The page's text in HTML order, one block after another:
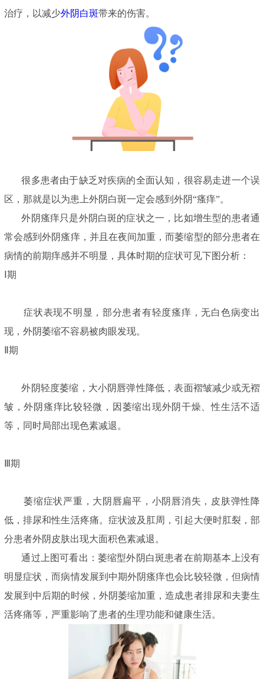
治疗，以减少外阴白斑带来的伤害。
很多患者由于缺乏对疾病的全面认知，很容易走进一个误
区，那就是以为患上外阴白斑一定会感到外阴“瘙痒”。
外阴瘙痒只是外阴白斑的症状之一，比如增生型的患者通
常会感到外阴瘙痒，并且在夜间加重，而萎缩型的部分患者在
病情的前期痒感并不明显，具体时期的症状可见下图分析：
Ⅰ期
症状表现不明显，部分患者有轻度瘙痒，无白色病变出
现，外阴萎缩不容易被肉眼发现。
Ⅱ期
外阴轻度萎缩，大小阴唇弹性降低，表面褶皱减少或无褶
皱，外阴瘙痒比较轻微，因萎缩出现外阴干燥、性生活不适
等，同时局部出现色素减退。
Ⅲ期
萎缩症状严重，大阴唇扁平，小阴唇消失，皮肤弹性降
低，排尿和性生活疼痛。症状波及肛周，引起大便时肛裂，部
分患者外阴皮肤出现大面积色素减退。
通过上图可看出：萎缩型外阴白斑患者在前期基本上没有
明显症状，而病情发展到中期外阴瘙痒也会比较轻微，但病情
发展到中后期的时候，外阴萎缩加重，造成患者排尿和夫妻生
活疼痛等，严重影响了患者的生理功能和健康生活。